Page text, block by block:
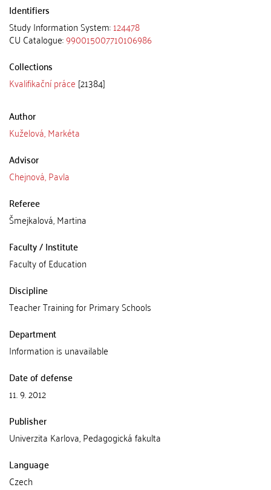
Identifiers
Study Information System:124478
CU Catalogue:990015007710106986
Collections
Kvalifikační práce [21384]
Author
Kuželová, Markéta
Advisor
Chejnová, Pavla
Referee
Šmejkalová, Martina
Faculty / Institute
Faculty of Education
Discipline
Teacher Training for Primary Schools
Department
Information is unavailable
Date of defense
11. 9. 2012
Publisher
Univerzita Karlova, Pedagogická fakulta
Language
Czech